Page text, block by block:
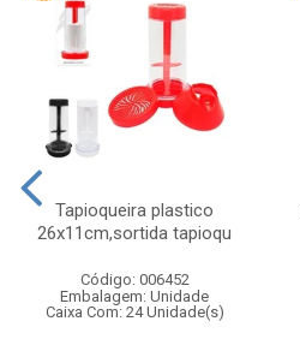
Tapioqueira plastico
26x11cm,sortida tapioqu
Código: 006452
Embalagem: Unidade
Caixa Com: 24 Unidade(s)